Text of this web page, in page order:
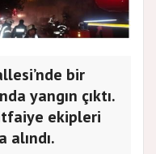
bir
yangın çıktı.
ekipleri